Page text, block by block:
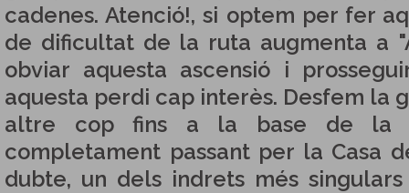
cadenes. Atenció!, si optem per fer
de dificultat de la ruta augmenta a
obviar aquesta ascensió i
aquesta perdi cap interès. Desfem la
altre cop fins a la base de la
completament passant per la Casa
dubte, un dels indrets més